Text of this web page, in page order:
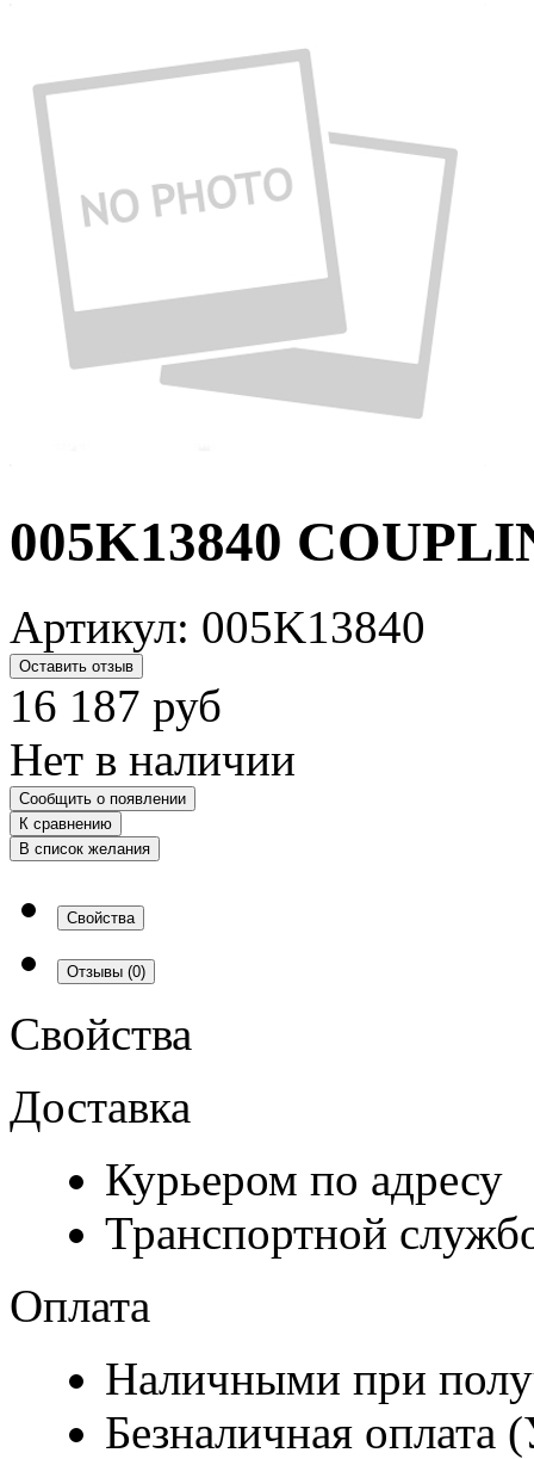
005K13840
Артикул: 005K13840
Оставить отзыв
16 187 руб
Нет в наличии
Сообщить о появлении
К сравнению
В список желания
Свойства
Отзывы (0)
Свойства
Доставка
Курьером по адресу
Транспортной
Оплата
Наличными при
Безналичная